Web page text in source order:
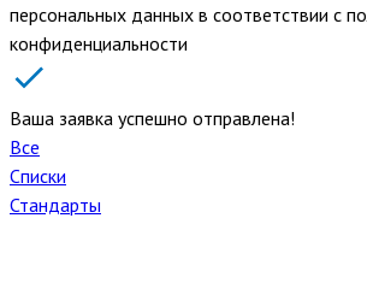
персональных данных в соответствии с
конфиденциальности
Ваша заявка успешно отправлена!
Все
Списки
Стандарты